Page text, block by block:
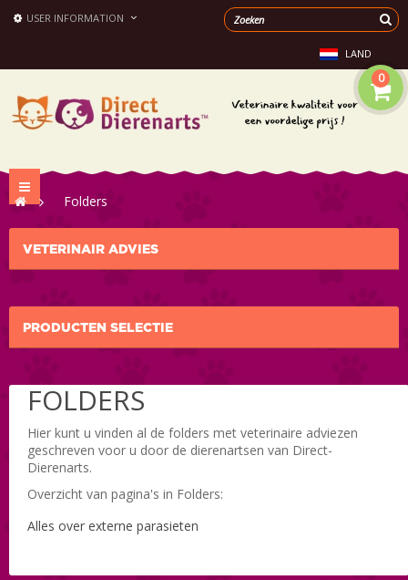
USER INFORMATION
LAND
0
Toggle
navigation
> Folders
VETERINAIR ADVIES
PRODUCTEN SELECTIE
FOLDERS
Hier kunt u vinden al de folders met veterinaire adviezen
geschreven voor u door de dierenartsen van Direct-
Dierenarts.
Overzicht van pagina's in Folders:
Alles over externe parasieten